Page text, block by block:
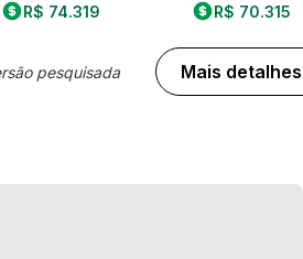
R$ 74.319
pesquisada
R$ 70.315
Mais detalhes